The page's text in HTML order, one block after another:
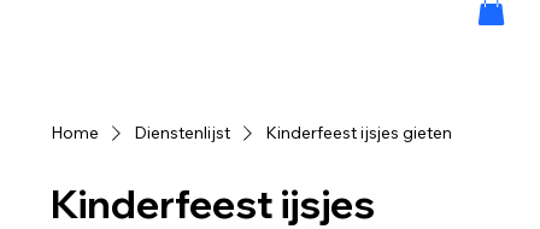
Home Dienstenlijst Kinderfeest ijsjes gieten
Kinderfeest ijsjes